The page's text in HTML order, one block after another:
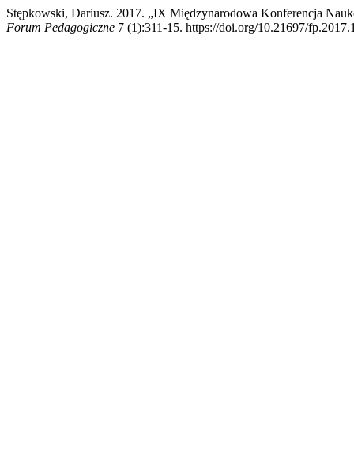
Stępkowski, Dariusz. 2017. „IX Międzynarodowa Konferencja
Forum Pedagogiczne 7 (1):311-15. https://doi.org/10.21697/